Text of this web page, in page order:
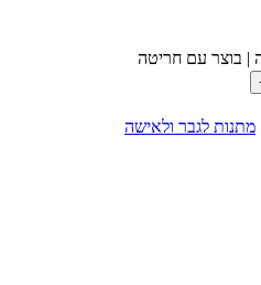
| בוצר עם חריטה
מתנות לגבר ולאישה